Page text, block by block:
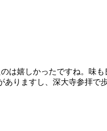
は嬉しかったですね。味
りますし、深大寺参拝